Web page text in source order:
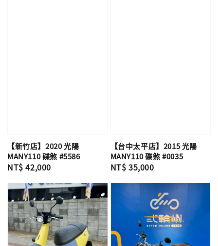
【新竹店】2020 光陽
MANY110 碟煞 #5586
Regular
NT$ 42,000
【台中太平店】2015 光陽
MANY110 碟煞 #0035
Regular
NT$ 35,000